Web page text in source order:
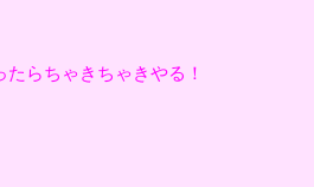
たらちゃきちゃきやる！